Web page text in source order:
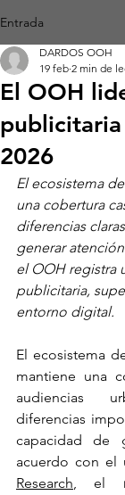
Entrada
El OOH
2026
DARDOS OOH
19 feb 2 min de
El ecosistema
una cobertura
diferencias
generar
el OOH registra
publicitaria,
entorno digital.
El ecosistema
mantiene una
audiencias
diferencias
capacidad de
acuerdo con el
Research, el